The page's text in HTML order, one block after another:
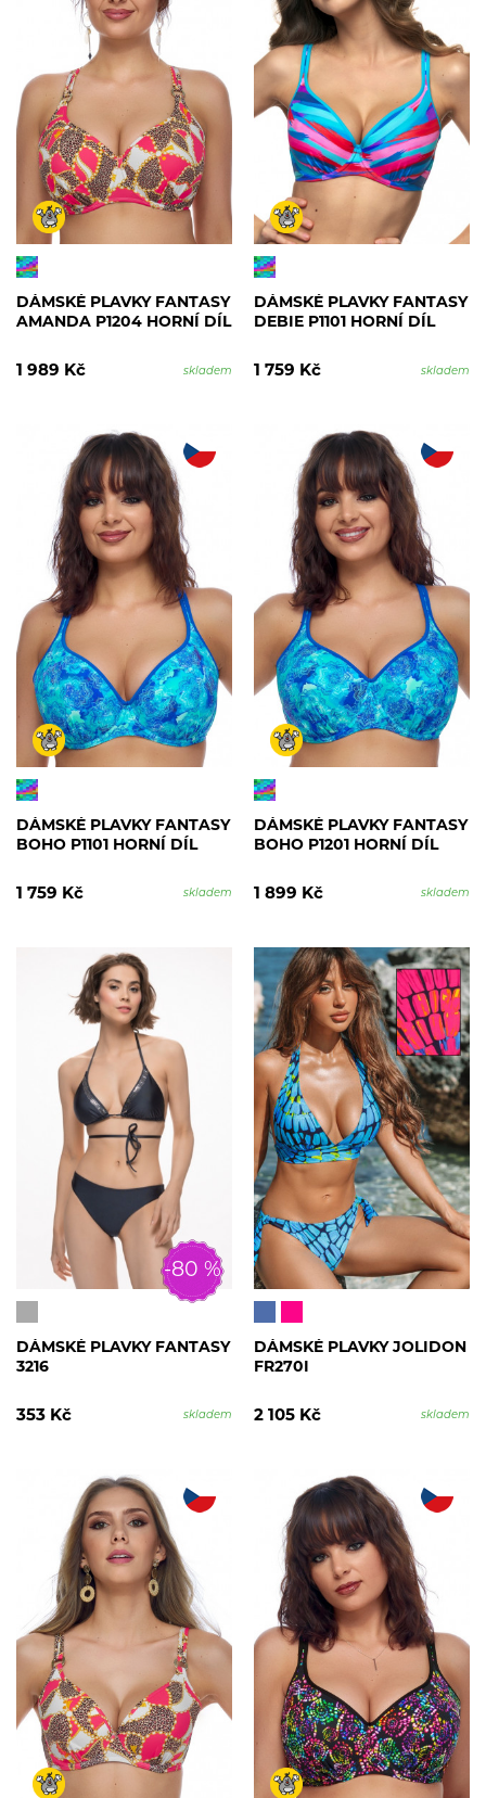
DÁMSKÉ PLAVKY FANTASY
AMANDA P1204 HORNÍ DÍL
1 989 Kč skladem
DÁMSKÉ PLAVKY FANTASY
DEBIE P1101 HORNÍ DÍL
1 759 Kč skladem
DÁMSKÉ PLAVKY FANTASY
BOHO P1101 HORNÍ DÍL
1 759 Kč skladem
DÁMSKÉ PLAVKY FANTASY
BOHO P1201 HORNÍ DÍL
1 899 Kč skladem
-80 %
DÁMSKÉ PLAVKY FANTASY
3216
353 Kč skladem
DÁMSKÉ PLAVKY JOLIDON
FR270I
2 105 Kč skladem